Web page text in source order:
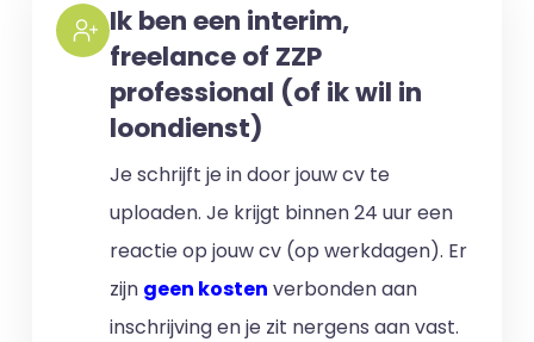
Ik ben een interim,
freelance of ZZP
professional (of ik wil in
loondienst)
Je schrijft je in door jouw cv te
uploaden. Je krijgt binnen 24 uur een
reactie op jouw cv (op werkdagen). Er
zijn geen kosten verbonden aan
inschrijving en je zit nergens aan vast.